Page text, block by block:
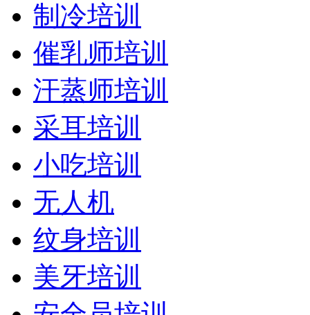
制冷培训
催乳师培训
汗蒸师培训
采耳培训
小吃培训
无人机
纹身培训
美牙培训